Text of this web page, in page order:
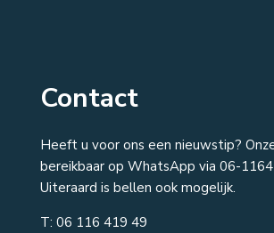
Contact
Heeft u voor ons een nieuwstip?
bereikbaar op WhatsApp via 06-
Uiteraard is bellen ook mogelijk.
T: 06 116 419 49